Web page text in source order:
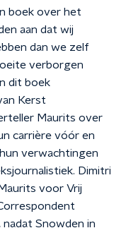
boek over het
aan dat wij
dan we zelf
verborgen
dit boek
Kerst
Maurits over
carrière vóór en
verwachtingen
Dimitri
voor Vrij
Snowden in